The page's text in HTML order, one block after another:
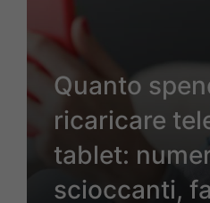
Quanto
ricaricare
tablet:
scioccanti,